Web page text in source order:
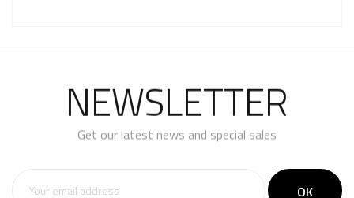
NEWSLETTER
Get our latest news and special sales